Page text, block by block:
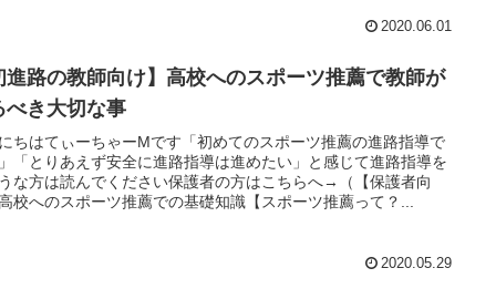
2020.06.01
進路の教師向け】高校へのスポーツ推薦で教師が
べき大切な事
ちはてぃーちゃーMです「初めてのスポーツ推薦の進路指導で
「とりあえず安全に進路指導は進めたい」と感じて進路指導を
な方は読んでください保護者の方はこちらへ→（【保護者向
校へのスポーツ推薦での基礎知識【スポーツ推薦って？...
2020.05.29